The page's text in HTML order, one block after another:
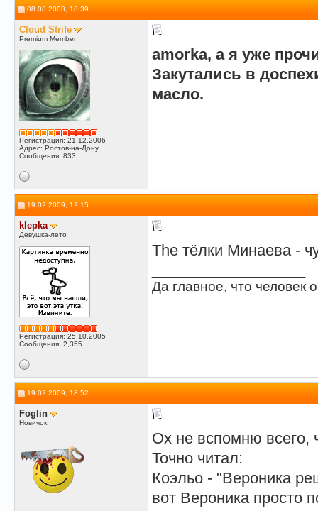
08.08.2008, 18:39
Cloud Strife
Premium Member
Регистрация: 21.12.2006
Адрес: Ростов-на-Дону
Сообщения: 833
amorka, а я уже
Закутались в
масло.
19.02.2009, 12:15
klepka
Девушка-лето
Регистрация: 25.10.2005
Сообщения: 2,355
The тёлки Минаева -
Да главное, что человек
19.02.2009, 18:52
Foglin
Новичок
Ох не вспомню всего,
Точно читал:
Коэльо - "Вероника
вот Вероника просто